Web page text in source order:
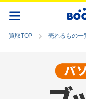
買取TOP 売れるもの一